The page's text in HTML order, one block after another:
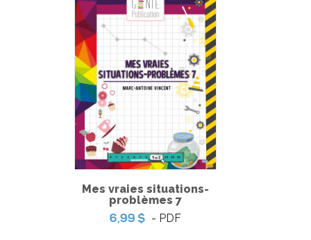
La partie de golf amicale
Mes vraies situations-
problèmes 7
6,99 $ - PDF